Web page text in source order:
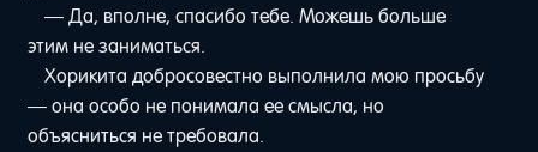
— Да, вполне, спасибо тебе. Можешь больше
этим не заниматься.
Хорикита добросовестно выполнила мою просьбу
— она особо не понимала ее смысла, но
объясниться не требовала.